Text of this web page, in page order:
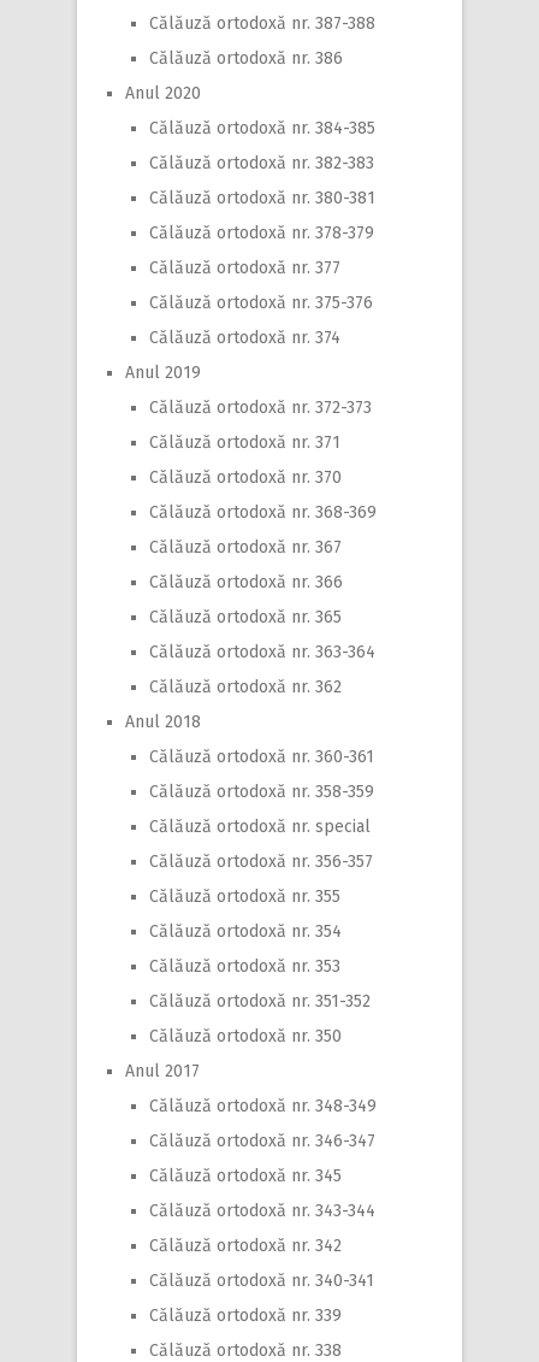
Călăuză ortodoxă nr. 387-388
Călăuză ortodoxă nr. 386
Anul 2020
Călăuză ortodoxă nr. 384-385
Călăuză ortodoxă nr. 382-383
Călăuză ortodoxă nr. 380-381
Călăuză ortodoxă nr. 378-379
Călăuză ortodoxă nr. 377
Călăuză ortodoxă nr. 375-376
Călăuză ortodoxă nr. 374
Anul 2019
Călăuză ortodoxă nr. 372-373
Călăuză ortodoxă nr. 371
Călăuză ortodoxă nr. 370
Călăuză ortodoxă nr. 368-369
Călăuză ortodoxă nr. 367
Călăuză ortodoxă nr. 366
Călăuză ortodoxă nr. 365
Călăuză ortodoxă nr. 363-364
Călăuză ortodoxă nr. 362
Anul 2018
Călăuză ortodoxă nr. 360-361
Călăuză ortodoxă nr. 358-359
Călăuză ortodoxă nr. special
Călăuză ortodoxă nr. 356-357
Călăuză ortodoxă nr. 355
Călăuză ortodoxă nr. 354
Călăuză ortodoxă nr. 353
Călăuză ortodoxă nr. 351-352
Călăuză ortodoxă nr. 350
Anul 2017
Călăuză ortodoxă nr. 348-349
Călăuză ortodoxă nr. 346-347
Călăuză ortodoxă nr. 345
Călăuză ortodoxă nr. 343-344
Călăuză ortodoxă nr. 342
Călăuză ortodoxă nr. 340-341
Călăuză ortodoxă nr. 339
Călăuză ortodoxă nr. 338